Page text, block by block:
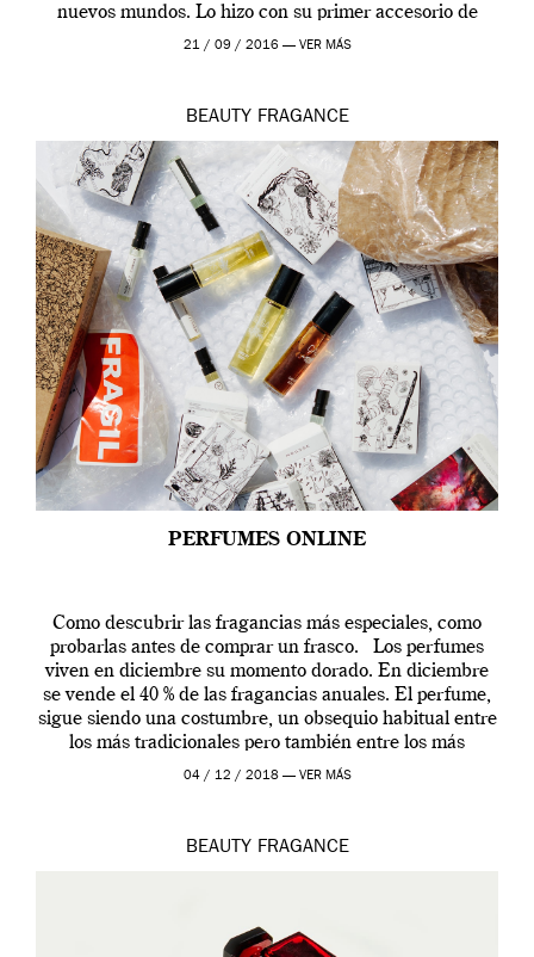
nuevos mundos. Lo hizo con su primer accesorio de
viaje, el […]
21 / 09 / 2016 — VER MÁS
BEAUTY FRAGANCE
PERFUMES ONLINE
Como descubrir las fragancias más especiales, como
probarlas antes de comprar un frasco. Los perfumes
viven en diciembre su momento dorado. En diciembre
se vende el 40 % de las fragancias anuales. El perfume,
sigue siendo una costumbre, un obsequio habitual entre
los más tradicionales pero también entre los más
modernos. Estos días ha […]
04 / 12 / 2018 — VER MÁS
BEAUTY FRAGANCE